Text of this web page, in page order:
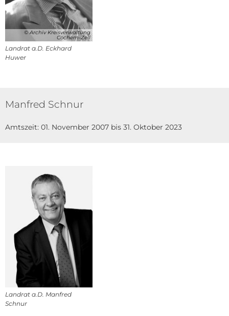
© Archiv Kreisverwaltung
Cochem-Zell
Landrat a.D. Eckhard
Huwer
Manfred Schnur
Amtszeit: 01. November 2007 bis 31. Oktober 2023
Landrat a.D. Manfred
Schnur